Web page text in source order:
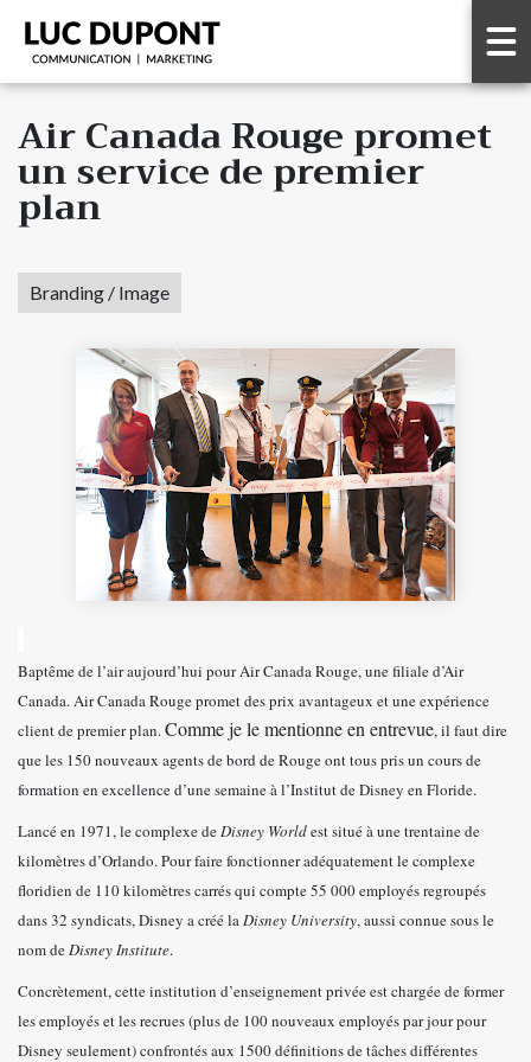
Air Canada Rouge promet
un service de premier
plan
Branding / Image
Baptême de l’air aujourd’hui pour Air Canada Rouge, une filiale d’Air
Canada. Air Canada Rouge promet des prix avantageux et une expérience
client de premier plan.Comme je le mentionne en entrevue, il faut dire
que les 150 nouveaux agents de bord de Rouge ont tous pris un cours de
formation en excellence d’une semaine à l’Institut de Disney en Floride.
Lancé en 1971, le complexe deDisney Worldest situé à une trentaine de
kilomètres d’Orlando. Pour faire fonctionner adéquatement le complexe
floridien de 110 kilomètres carrés qui compte 55 000 employés regroupés
dans 32 syndicats, Disney a créé laDisney University, aussi connue sous le
nom deDisney Institute.
Concrètement, cette institution d’enseignement privée est chargée de former
les employés et les recrues (plus de 100 nouveaux employés par jour pour
Disney seulement) confrontés aux 1500 définitions de tâches différentes